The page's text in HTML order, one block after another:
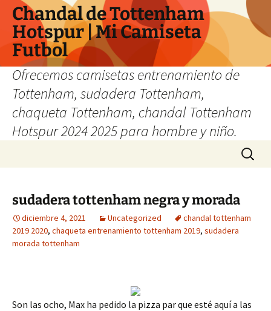
Chandal de Tottenham
Hotspur | Mi Camiseta
Futbol
Ofrecemos camisetas entrenamiento de
Tottenham, sudadera Tottenham,
chaqueta Tottenham, chandal Tottenham
Hotspur 2024 2025 para hombre y niño.
Buscar:
sudadera tottenham negra y morada
diciembre 4, 2021 Uncategorized
chandal tottenham
2019 2020, chaqueta entrenamiento tottenham 2019, sudadera
morada tottenham
Son las ocho, Max ha pedido la pizza par que esté aquí a las